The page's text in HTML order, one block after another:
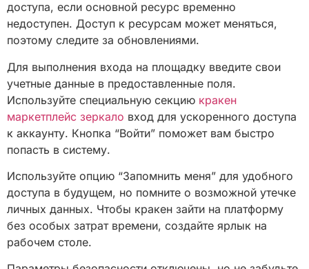
доступа, если основной ресурс временно
недоступен. Доступ к ресурсам может меняться,
поэтому следите за обновлениями.
Для выполнения входа на площадку введите свои
учетные данные в предоставленные поля.
Используйте специальную секцию кракен
маркетплейс зеркало вход для ускоренного доступа
к аккаунту. Кнопка “Войти” поможет вам быстро
попасть в систему.
Используйте опцию “Запомнить меня” для удобного
доступа в будущем, но помните о возможной утечке
личных данных. Чтобы кракен зайти на платформу
без особых затрат времени, создайте ярлык на
рабочем столе.